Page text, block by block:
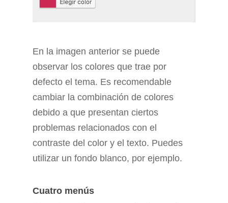
En la imagen anterior se puede
observar los colores que trae por
defecto el tema. Es recomendable
cambiar la combinación de colores
debido a que presentan ciertos
problemas relacionados con el
contraste del color y el texto. Puedes
utilizar un fondo blanco, por ejemplo.
Cuatro menús